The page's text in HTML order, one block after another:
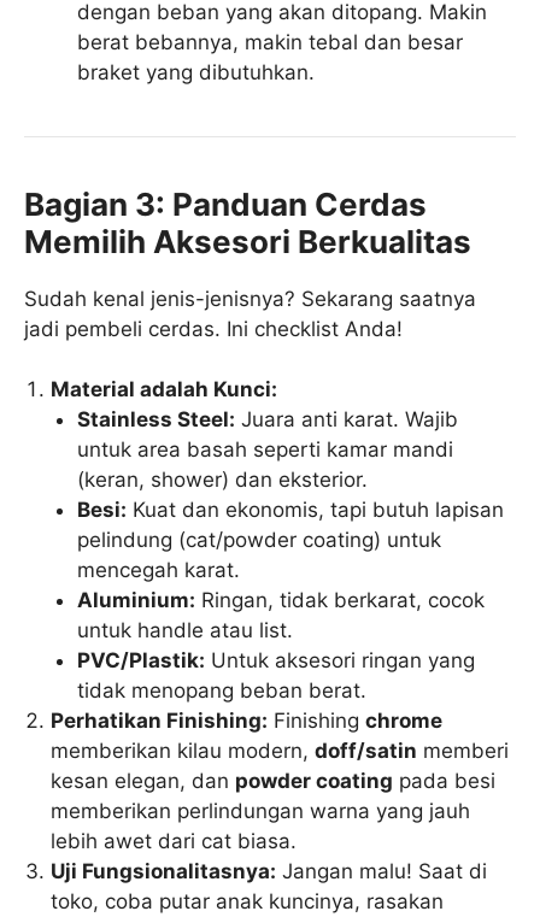
dengan beban yang akan ditopang. Makin
berat bebannya, makin tebal dan besar
braket yang dibutuhkan.
Bagian 3: Panduan Cerdas
Memilih Aksesori Berkualitas
Sudah kenal jenis-jenisnya? Sekarang saatnya
jadi pembeli cerdas. Ini checklist Anda!
Material adalah Kunci:
Stainless Steel: Juara anti karat. Wajib
untuk area basah seperti kamar mandi
(keran, shower) dan eksterior.
Besi: Kuat dan ekonomis, tapi butuh lapisan
pelindung (cat/powder coating) untuk
mencegah karat.
Aluminium: Ringan, tidak berkarat, cocok
untuk handle atau list.
PVC/Plastik: Untuk aksesori ringan yang
tidak menopang beban berat.
Perhatikan Finishing: Finishingchrome
memberikan kilau modern,doff/satin memberi
kesan elegan, dan powder coating pada besi
memberikan perlindungan warna yang jauh
lebih awet dari cat biasa.
Uji Fungsionalitasnya: Jangan malu! Saat di
toko, coba putar anak kuncinya, rasakan